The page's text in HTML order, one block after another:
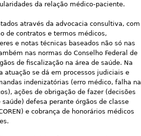
da relação médico-paciente.
através da advocacia consultiva, com
de contratos e termos médicos,
e notas técnicas baseados não só nas
nas normas do Conselho Federal de
de fiscalização na área de saúde. Na
atuação se dá em processos judiciais e
indenizatórias (erro médico, falha na
ações de obrigação de fazer (decisões
saúde) defesa perante órgãos de classe
COREN) e cobrança de honorários médicos